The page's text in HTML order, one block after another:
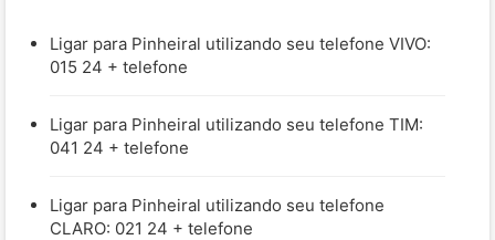
Ligar para Pinheiral utilizando seu telefone VIVO:
015 24 + telefone
Ligar para Pinheiral utilizando seu telefone TIM:
041 24 + telefone
Ligar para Pinheiral utilizando seu telefone
CLARO: 021 24 + telefone